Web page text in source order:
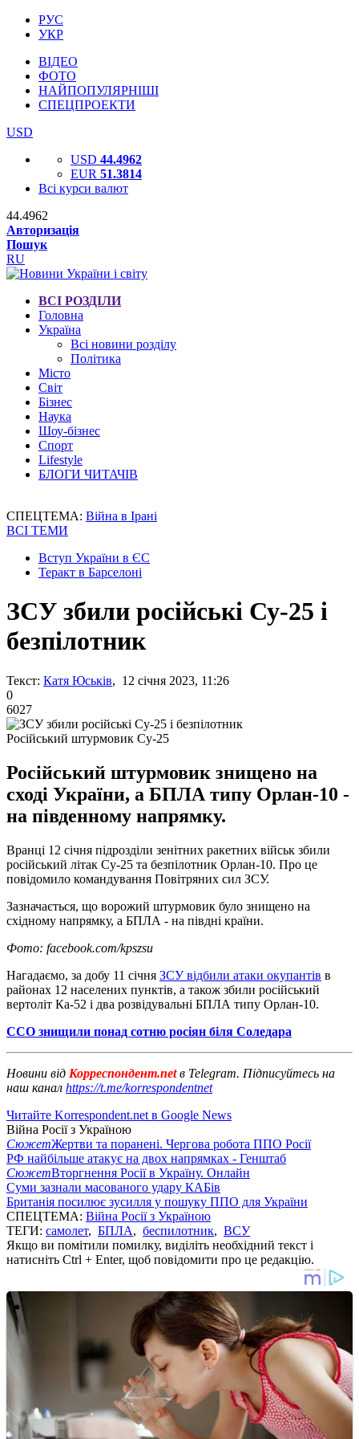
РУС
УКР
ВІДЕО
ФОТО
НАЙПОПУЛЯРНІШІ
СПЕЦПРОЕКТИ
USD
USD 44.4962
EUR 51.3814
Всі курси валют
44.4962
Авторизація
Пошук
RU
ВСІ РОЗДІЛИ
Головна
Україна
Всі новини розділу
Політика
Місто
Світ
Бізнес
Наука
Шоу-бізнес
Спорт
Lifestyle
БЛОГИ ЧИТАЧІВ
СПЕЦТЕМА: Війна в Ірані
ВСІ ТЕМИ
Вступ України в ЄС
Теракт в Барселоні
ЗСУ збили російські Су-25 і
безпілотник
Текст: Катя Юськів, 12 січня 2023, 11:26
0
6027
Російський штурмовик Су-25
Російський штурмовик знищено на
сході України, а БПЛА типу Орлан-10 -
на південному напрямку.
Вранці 12 січня підрозділи зенітних ракетних військ збили
російський літак Су-25 та безпілотник Орлан-10. Про це
повідомило командування Повітряних сил ЗСУ.
Зазначається, що ворожий штурмовик було знищено на
східному напрямку, а БПЛА - на півдні країни.
Фото: facebook.com/kpszsu
Нагадаємо, за добу 11 січня ЗСУ відбили атаки окупантів в
районах 12 населених пунктів, а також збили російський
вертоліт Ка-52 і два розвідувальні БПЛА типу Орлан-10.
ССО знищили понад сотню росіян біля Соледара
Новини від Корреспондент.netв Telegram. Підписуйтесь на
наш канал https://t.me/korrespondentnet
Читайте Korrespondent.net в Google News
Війна Росії з Україною
СюжетЖертви та поранені. Чергова робота ППО Росії
РФ найбільше атакує на двох напрямках - Генштаб
СюжетВторгнення Росії в Україну. Онлайн
Суми зазнали масованого удару КАБів
Британія посилює зусилля у пошуку ППО для України
СПЕЦТЕМА: Війна Росії з Україною
ТЕГИ: самолет, БПЛА, беспилотник, ВСУ
Якщо ви помітили помилку, виділіть необхідний текст і
натисніть Ctrl + Enter, щоб повідомити про це редакцію.